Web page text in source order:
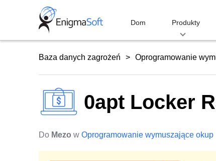
Dom Produkty
Baza danych zagrożeń Oprogramowanie
0apt Locker
Do Mezo w Oprogramowanie wymuszające okup